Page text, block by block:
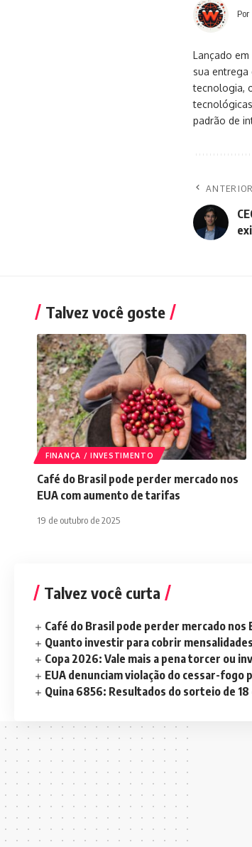
Por
Lançado
sua entrega
tecnologia,
padrão de
ANTERIOR
Talvez você goste
FINANÇA / INVESTIMENTO
Café do Brasil pode perder mercado nos
EUA com aumento de tarifas
19 de outubro de 2025
Talvez você curta
Café do Brasil pode perder mercado nos
Quanto investir para cobrir
Copa 2026: Vale mais a pena torcer ou
EUA denunciam violação do cessar-fogo
Quina 6856: Resultados do sorteio de